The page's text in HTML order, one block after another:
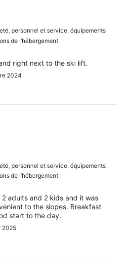
personnel et service, équipements
de l’hébergement
right next to the ski lift.
2024
personnel et service, équipements
de l’hébergement
adults and 2 kids and it was
to the slopes. Breakfast
start to the day.
2025